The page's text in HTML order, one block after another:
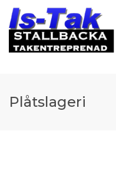
Plåtslageri